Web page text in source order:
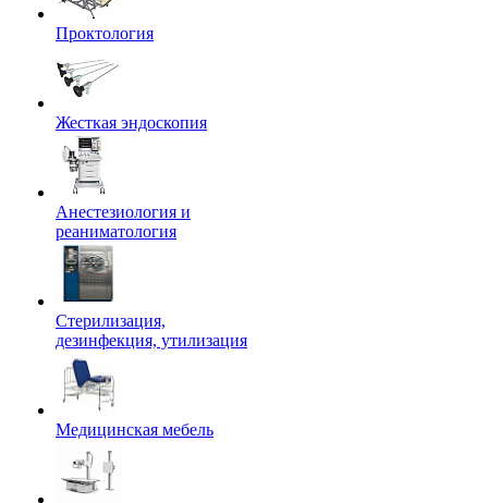
Проктология
Жесткая эндоскопия
Анестезиология и
реаниматология
Стерилизация,
дезинфекция, утилизация
Медицинская мебель